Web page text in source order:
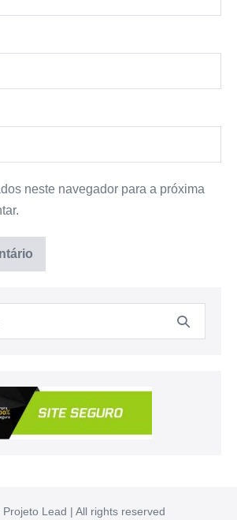
neste navegador para a próxima
Lead | All rights reserved